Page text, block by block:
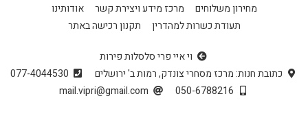
מחירון משלוחים מרכז מידע ויצירת קשר
אודותינו
תעודת כשרות למהדרין
תקנון רכישה באתר
וי איי פרי סלסלות פירות
כתובת חנות: מרכז מסחרי צונדק, רמות ב' ירושלים
077-4044530
050-6788216
mail.vipri@gmail.com